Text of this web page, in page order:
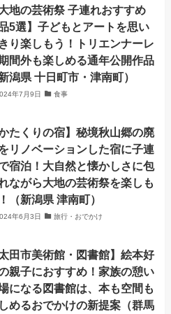
大地の芸術祭 子連れおすすめ
5選】子どもとアートを思い
り楽しもう！トリエンナーレ
間外も楽しめる通年公開作品
新潟県 十日町市・津南町）
年7月9日 食事
かたくりの宿】秘境秋山郷の廃
リノベーションした宿に子連
宿泊！大自然と懐かしさに包
ながら大地の芸術祭を楽しも
（新潟県 津南町）
年6月3日 旅行・おでかけ
太田市美術館・図書館】絵本好
親子におすすめ！家族の憩い
になる図書館は、本も空間も
めるおでかけの新提案（群馬